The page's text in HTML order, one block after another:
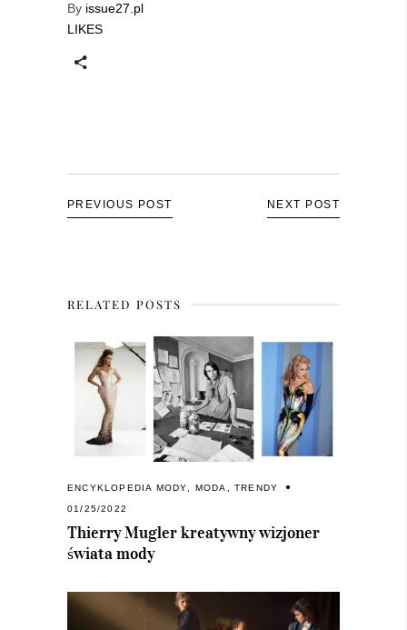
By issue27.pl
LIKES
PREVIOUS POST NEXT POST
RELATED POSTS
ENCYKLOPEDIA MODY MODA ,TRENDY
01/25/2022
Thierry Mugler kreatywny wizjoner
świata mody